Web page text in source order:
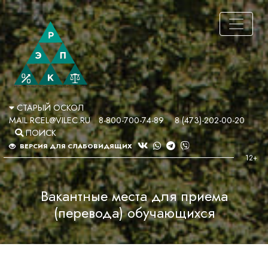
СТАРЫЙ ОСКОЛ
MAIL.RCEL@VILEC.RU
8-800-700-74-89
8 (473)-202-00-20
ПОИСК
ВЕРСИЯ ДЛЯ СЛАБОВИДЯЩИХ
Вакантные места для приема
(перевода) обучающихся